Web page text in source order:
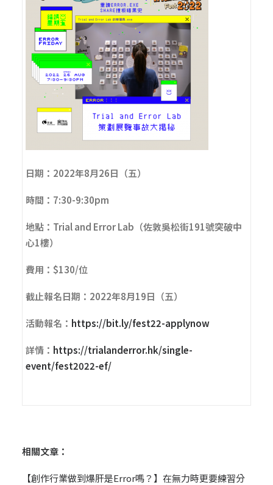
日期：2022年8月26日（五）
時間：7:30-9:30pm
地點：Trial and Error Lab（佐敦吳松街191號突破中
心1樓）
費用：$130/位
截止報名日期：2022年8月19日（五）
活動報名： https://bit.ly/fest22-applynow
詳情： https://trialanderror.hk/single-
event/fest2022-ef/
相關文章：
【創作行業做到爆肝是Error嗎？】在無力時更要練習分